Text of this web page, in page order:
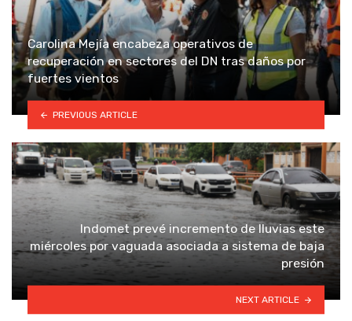
Carolina Mejía encabeza operativos de
recuperación en sectores del DN tras daños por
fuertes vientos
PREVIOUS ARTICLE
Indomet prevé incremento de lluvias este
miércoles por vaguada asociada a sistema de baja
presión
NEXT ARTICLE